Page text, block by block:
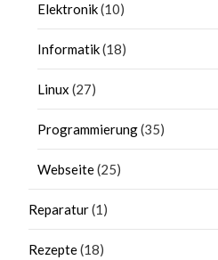
Elektronik(10)
Informatik(18)
Linux (27)
Programmierung(35)
Webseite(25)
Reparatur(1)
Rezepte(18)